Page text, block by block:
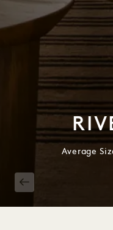
Average